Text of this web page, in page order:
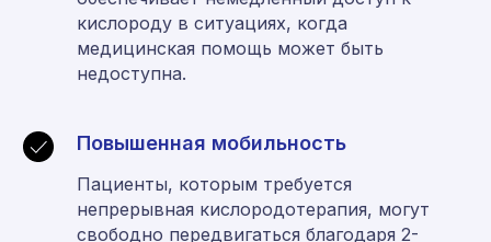
кислороду в ситуациях, когда
медицинская помощь может быть
недоступна.
Повышенная мобильность
Пациенты, которым требуется
непрерывная кислородотерапия, могут
свободно передвигаться благодаря 2-